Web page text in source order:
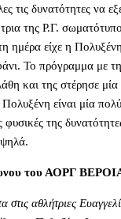
τις δυνατότητες να
της Ρ.Γ.
ημέρα είχε η
Το πρόγραμμα με
και της στέρησε
είναι μία
φυσικές της
του ΑΟΡΓ
στις αθλήτριες